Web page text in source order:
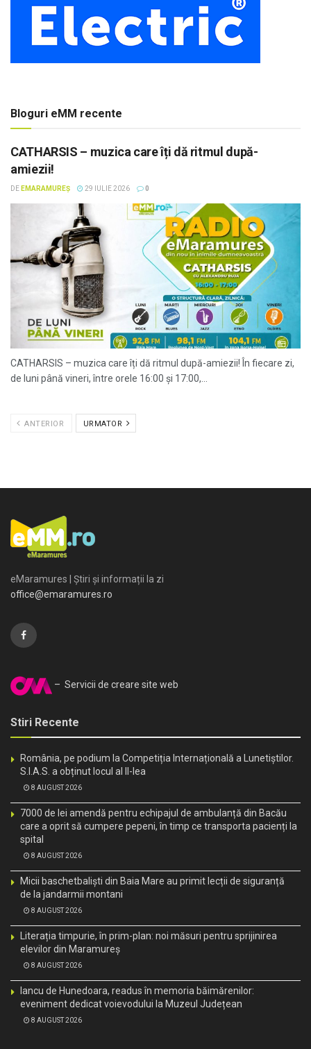
Bloguri eMM recente
CATHARSIS – muzica care îți dă ritmul după-
amiezii!
DE EMARAMUREȘ 29 IULIE 2026 0
CATHARSIS – muzica care îți dă ritmul după-amiezii! În fiecare zi,
de luni până vineri, între orele 16:00 și 17:00,...
ANTERIOR URMATOR
eMaramures | Știri și informații la zi
office@emaramures.ro
– Servicii de creare site web
Stiri Recente
România, pe podium la Competiția Internațională a Lunetiștilor.
S.I.A.S. a obținut locul al II-lea
8 AUGUST 2026
7000 de lei amendă pentru echipajul de ambulanță din Bacău
care a oprit să cumpere pepeni, în timp ce transporta pacienți la
spital
8 AUGUST 2026
Micii baschetbaliști din Baia Mare au primit lecții de siguranță
de la jandarmii montani
8 AUGUST 2026
Literația timpurie, în prim-plan: noi măsuri pentru sprijinirea
elevilor din Maramureș
8 AUGUST 2026
Iancu de Hunedoara, readus în memoria băimărenilor:
eveniment dedicat voievodului la Muzeul Județean
8 AUGUST 2026